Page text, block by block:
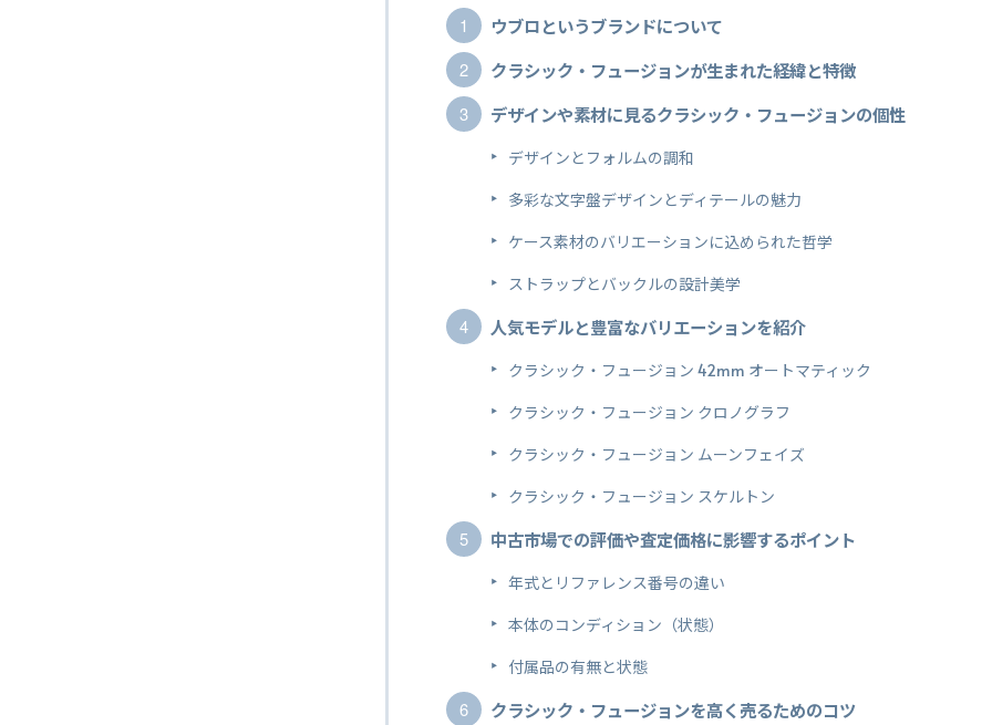
ウブロというブランドについて
クラシック・フュージョンが生まれた経緯と特徴
デザインや素材に見るクラシック・フュージョンの個性
デザインとフォルムの調和
多彩な文字盤デザインとディテールの魅力
ケース素材のバリエーションに込められた哲学
ストラップとバックルの設計美学
人気モデルと豊富なバリエーションを紹介
クラシック・フュージョン 42mm オートマティック
クラシック・フュージョン クロノグラフ
クラシック・フュージョン ムーンフェイズ
クラシック・フュージョン スケルトン
中古市場での評価や査定価格に影響するポイント
年式とリファレンス番号の違い
本体のコンディション（状態）
付属品の有無と状態
クラシック・フュージョンを高く売るためのコツ